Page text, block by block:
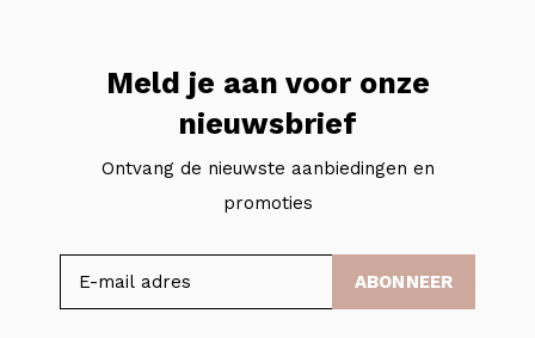
Meld je aan voor onze
nieuwsbrief
Ontvang de nieuwste aanbiedingen en
promoties
ABONNEER